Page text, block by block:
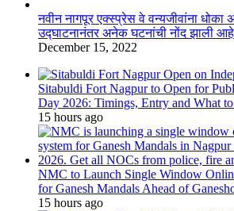
नवीन नागपूर एक्स्प्रेस वे वन्यजीवांना
उद्घाटनानंतर अनेक घटनांची नोंद झाली
December 15, 2022
Sitabuldi Fort Nagpur to Open for
Day 2026: Timings, Entry and What to
15 hours ago
NMC to Launch Single Window
for Ganesh Mandals Ahead of
15 hours ago